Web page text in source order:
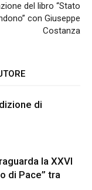
del libro “Stato
con Giuseppe
Costanza
di
la XXVI
di Pace” tra